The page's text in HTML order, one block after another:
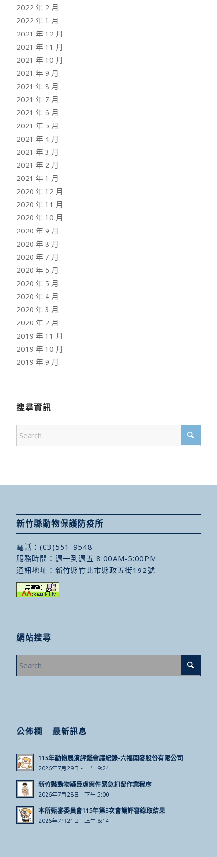
2022 年 2 月
2022 年 1 月
2021 年 12 月
2021 年 11 月
2021 年 10 月
2021 年 9 月
2021 年 8 月
2021 年 7 月
2021 年 6 月
2021 年 5 月
2021 年 4 月
2021 年 3 月
2021 年 2 月
2021 年 1 月
2020 年 12 月
2020 年 11 月
2020 年 10 月
2020 年 9 月
2020 年 8 月
2020 年 7 月
2020 年 6 月
2020 年 5 月
2020 年 4 月
2020 年 3 月
2020 年 2 月
2019 年 11 月
2019 年 10 月
2019 年 9 月
搜尋資訊
新竹縣動物保護防疫所
電話： (03)551-9548
服務時間：週一到週五 8:00AM-5:00PM
通訊地址： 新竹縣竹北市縣政五街192號
網站搜尋
公佈欄 – 最新訊息
115年動物展演評鑑會議紀錄-六福開發股份有限公司
2026年7月29日 - 上午 9:24
新竹縣動物疑受虐案件緊急扣留作業程序
2026年7月28日 - 下午 5:00
本所甄審委員會115年第3次會議評審錄取結果
2026年7月21日 - 上午 8:14